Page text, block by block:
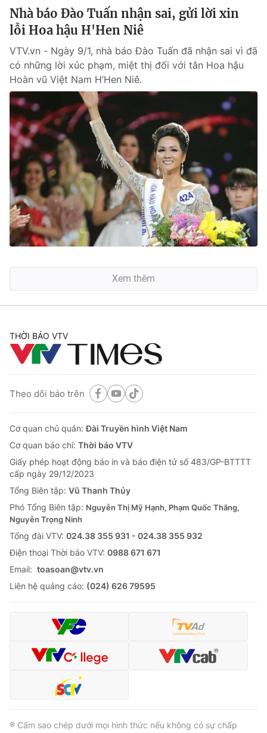
Nhà báo Đào Tuấn nhận sai, gửi lời xin
lỗi Hoa hậu H'Hen Niê
VTV.vn - Ngày 9/1, nhà báo Đào Tuấn đã nhận sai vì đã
có những lời xúc phạm, miệt thị đối với tân Hoa hậu
Hoàn vũ Việt Nam H’Hen Niê.
Xem thêm
THỜI BÁO VTV
Theo dõi báo trên
Cơ quan chủ quản:Đài Truyền hình Việt Nam
Cơ quan báo chí: Thời báo VTV
Giấy phép hoạt động báo in và báo điện tử số 483/GP-BTTTT
cấp ngày 29/12/2023
Tổng Biên tập: Vũ Thanh Thủy
Phó Tổng Biên tập: Nguyễn Thị Mỹ Hạnh, Phạm Quốc Thắng,
Nguyễn Trọng Ninh
Tổng đài VTV: 024.38 355 931 - 024.38 355 932
Ðiện thoại Thời báo VTV: 0988 671 671
Email: toasoan@vtv.vn
Liên hệ quảng cáo: (024) 626 79595
® Cấm sao chép dưới mọi hình thức nếu không có sự chấp